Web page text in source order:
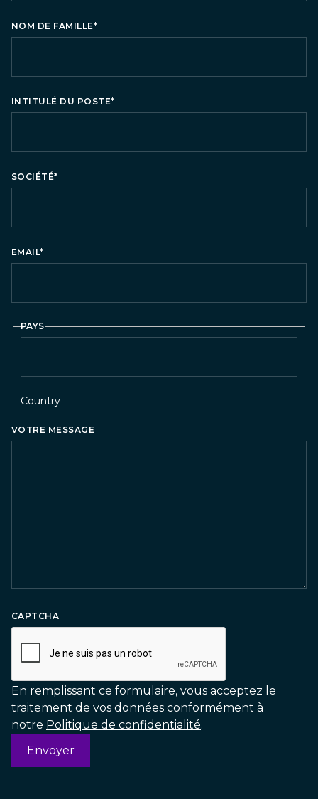
NOM DE FAMILLE*
INTITULÉ DU POSTE*
SOCIÉTÉ*
EMAIL*
PAYS
Country
VOTRE MESSAGE
CAPTCHA
En remplissant ce formulaire, vous acceptez le
traitement de vos données conformément à
notre Politique de confidentialité.